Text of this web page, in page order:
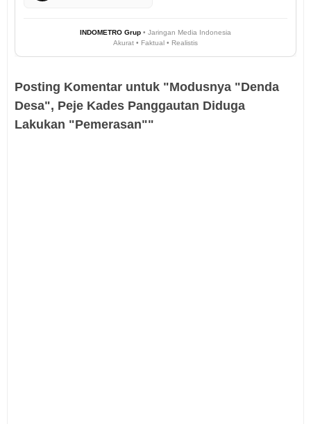
INDOMETRO Grup • Jaringan Media Indonesia
Akurat • Faktual • Realistis
Posting Komentar untuk "Modusnya "Denda
Desa", Peje Kades Panggautan Diduga
Lakukan "Pemerasan""